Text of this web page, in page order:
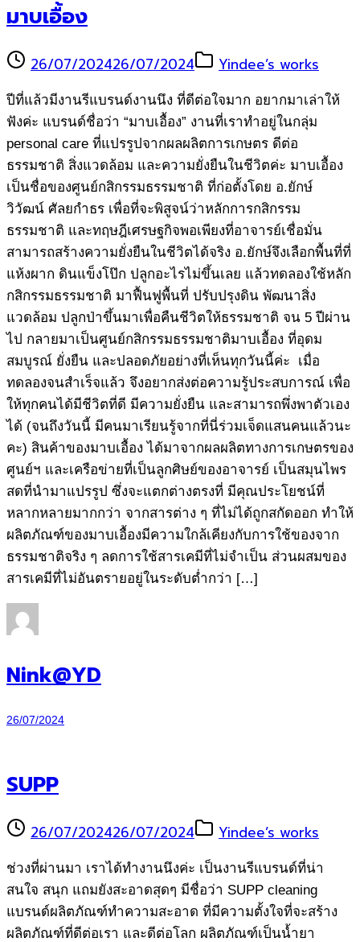
มาบเอื้อง
26/07/202426/07/2024 Yindee’s works
ปีที่แล้วมีงานรีแบรนด์งานนึง ที่ดีต่อใจมาก อยากมาเล่าให้
ฟังค่ะ แบรนด์ชื่อว่า “มาบเอื้อง” งานที่เราทำอยู่ในกลุ่ม
personal care ที่แปรรูปจากผลผลิตการเกษตร ดีต่อ
ธรรมชาติ สิ่งแวดล้อม และความยั่งยืนในชีวิตค่ะ มาบเอื้อง
เป็นชื่อของศูนย์กสิกรรมธรรมชาติ ที่ก่อตั้งโดย อ.ยักษ์
วิวัฒน์ ศัลยกำธร เพื่อที่จะพิสูจน์ว่าหลักการกสิกรรม
ธรรมชาติ และทฤษฎีเศรษฐกิจพอเพียงที่อาจารย์เชื่อมั่น
สามารถสร้างความยั่งยืนในชีวิตได้จริง อ.ยักษ์จึงเลือกพื้นที่ที่
แห้งผาก ดินแข็งโป๊ก ปลูกอะไรไม่ขึ้นเลย แล้วทดลองใช้หลัก
กสิกรรมธรรมชาติ มาฟื้นฟูพื้นที่ ปรับปรุงดิน พัฒนาสิ่ง
แวดล้อม ปลูกป่าขึ้นมาเพื่อคืนชีวิตให้ธรรมชาติ จน 5 ปีผ่าน
ไป กลายมาเป็นศูนย์กสิกรรมธรรมชาติมาบเอื้อง ที่อุดม
สมบูรณ์ ยั่งยืน และปลอดภัยอย่างที่เห็นทุกวันนี้ค่ะ เมื่อ
ทดลองจนสำเร็จแล้ว จึงอยากส่งต่อความรู้ประสบการณ์ เพื่อ
ให้ทุกคนได้มีชีวิตที่ดี มีความยั่งยืน และสามารถพึ่งพาตัวเอง
ได้ (จนถึงวันนี้ มีคนมาเรียนรู้จากที่นี่ร่วมเจ็ดแสนคนแล้วนะ
คะ) สินค้าของมาบเอื้อง ได้มาจากผลผลิตทางการเกษตรของ
ศูนย์ฯ และเครือข่ายที่เป็นลูกศิษย์ของอาจารย์ เป็นสมุนไพร
สดที่นำมาแปรรูป ซึ่งจะแตกต่างตรงที่ มีคุณประโยชน์ที่
หลากหลายมากกว่า จากสารต่าง ๆ ที่ไม่ได้ถูกสกัดออก ทำให้
ผลิตภัณฑ์ของมาบเอื้องมีความใกล้เคียงกับการใช้ของจาก
ธรรมชาติจริง ๆ ลดการใช้สารเคมีที่ไม่จำเป็น ส่วนผสมของ
สารเคมีที่ไม่อันตรายอยู่ในระดับต่ำกว่า […]
Nink@YD
26/07/2024
SUPP
26/07/202426/07/2024 Yindee’s works
ช่วงที่ผ่านมา เราได้ทำงานนึงค่ะ เป็นงานรีแบรนด์ที่น่า
สนใจ สนุก แถมยังสะอาดสุดๆ มีชื่อว่า SUPP cleaning
แบรนด์ผลิตภัณฑ์ทำความสะอาด ที่มีความตั้งใจที่จะสร้าง
ผลิตภัณฑ์ที่ดีต่อเรา และดีต่อโลก ผลิตภัณฑ์เป็นน้ำยา